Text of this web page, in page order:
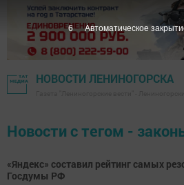
НОВОСТИ ЛЕНИНОГОРСКА
Новости с тегом -
«Яндекс» составил рейтинг самых
Госдумы РФ
6 Автоматическое